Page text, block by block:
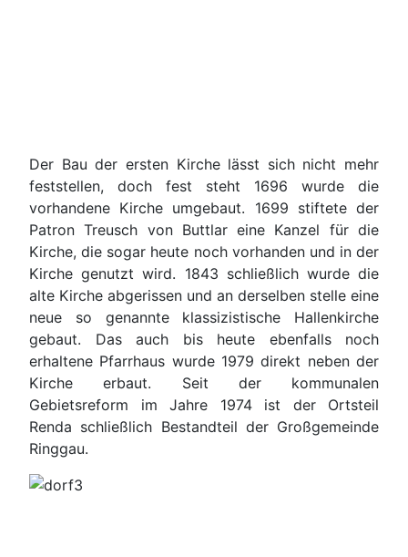
Der Bau der ersten Kirche lässt sich nicht mehr
feststellen, doch fest steht 1696 wurde die
vorhandene Kirche umgebaut. 1699 stiftete der
Patron Treusch von Buttlar eine Kanzel für die
Kirche, die sogar heute noch vorhanden und in der
Kirche genutzt wird. 1843 schließlich wurde die
alte Kirche abgerissen und an derselben stelle eine
neue so genannte klassizistische Hallenkirche
gebaut. Das auch bis heute ebenfalls noch
erhaltene Pfarrhaus wurde 1979 direkt neben der
Kirche erbaut. Seit der kommunalen
Gebietsreform im Jahre 1974 ist der Ortsteil
Renda schließlich Bestandteil der Großgemeinde
Ringgau.